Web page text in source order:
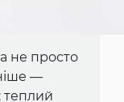
не просто
—
теплий